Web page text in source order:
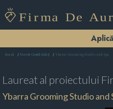
Acasă Frizerie Canină Galaţi Ybarra Grooming Studio and Spa
Laureat al proiectului
Ybarra Grooming Studio and